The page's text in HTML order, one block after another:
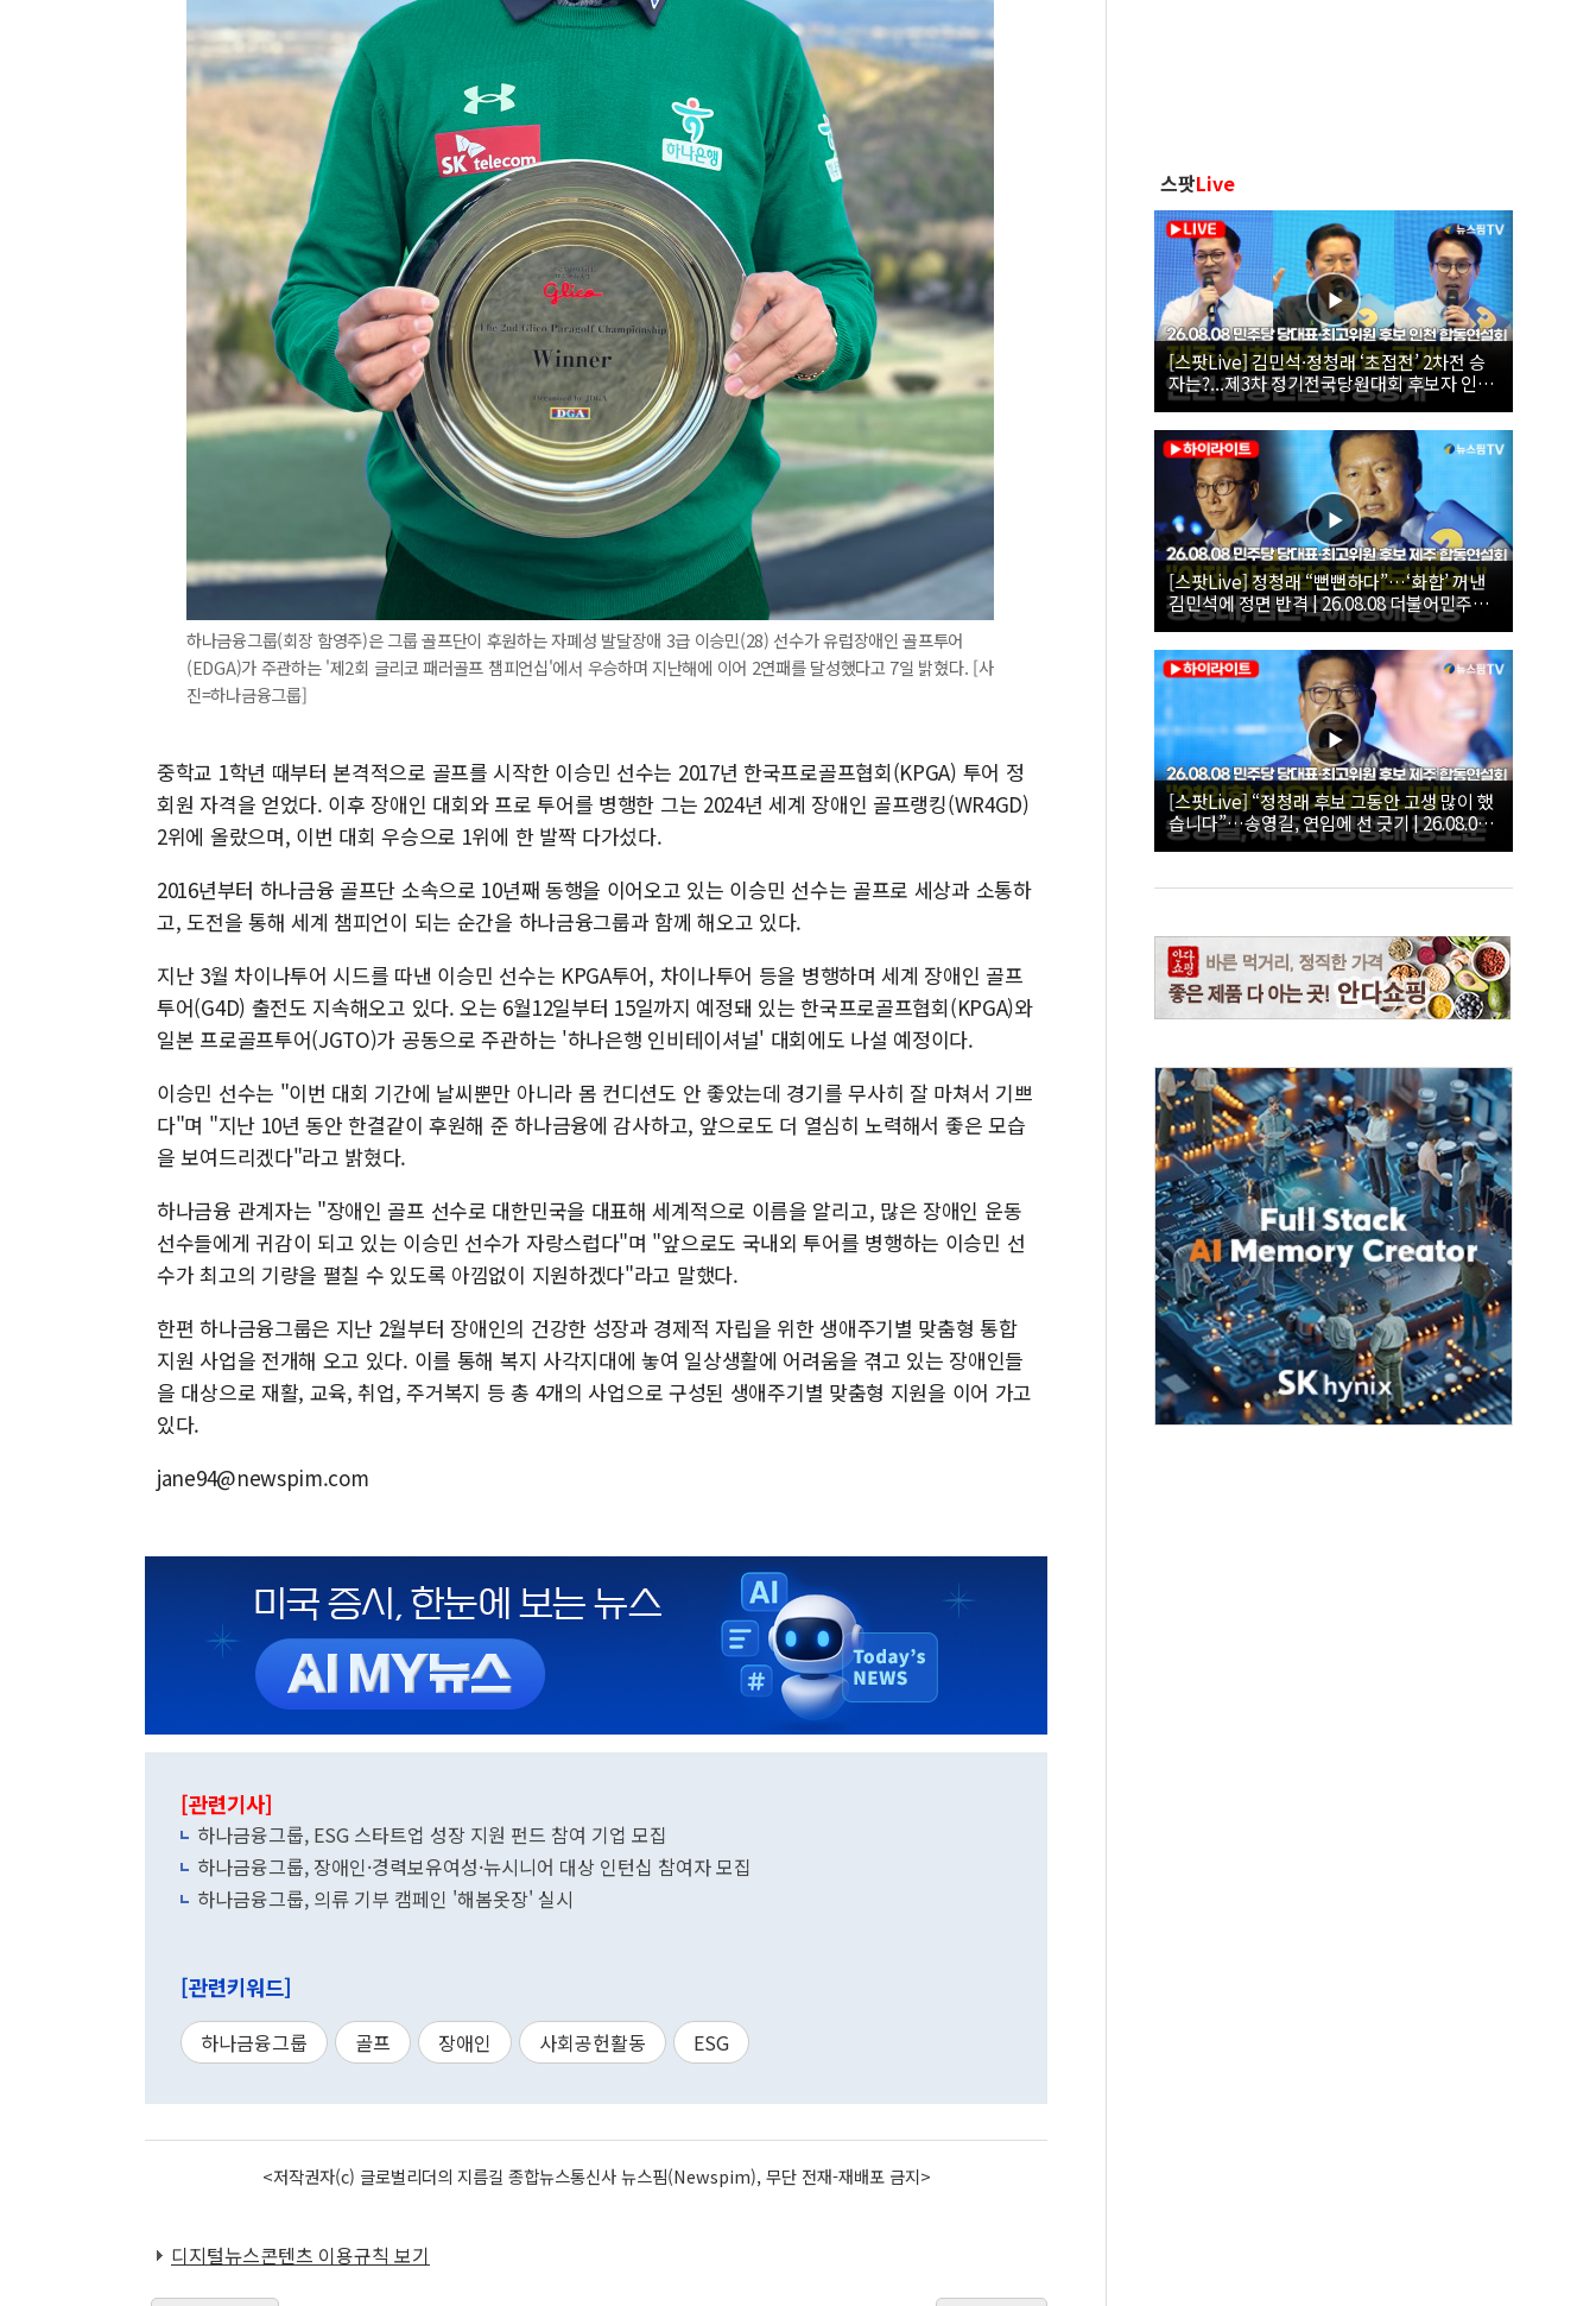
하나금융그룹(회장 함영주)은 그룹 골프단이 후원하는 자폐성 발달장애 3급 이승민(28) 선수가 유럽장애인 골프투어
(EDGA)가 주관하는 '제2회 글리코 패러골프 챔피언십'에서 우승하며 지난해에 이어 2연패를 달성했다고 7일 밝혔다. [사
진=하나금융그룹]
중학교 1학년 때부터 본격적으로 골프를 시작한 이승민 선수는 2017년 한국프로골프협회(KPGA) 투어 정
회원 자격을 얻었다. 이후 장애인 대회와 프로 투어를 병행한 그는 2024년 세계 장애인 골프랭킹(WR4GD)
2위에 올랐으며, 이번 대회 우승으로 1위에 한 발짝 다가섰다.
2016년부터 하나금융 골프단 소속으로 10년째 동행을 이어오고 있는 이승민 선수는 골프로 세상과 소통하
고, 도전을 통해 세계 챔피언이 되는 순간을 하나금융그룹과 함께 해오고 있다.
지난 3월 차이나투어 시드를 따낸 이승민 선수는 KPGA투어, 차이나투어 등을 병행하며 세계 장애인 골프
투어(G4D) 출전도 지속해오고 있다. 오는 6월12일부터 15일까지 예정돼 있는 한국프로골프협회(KPGA)와
일본 프로골프투어(JGTO)가 공동으로 주관하는 '하나은행 인비테이셔널' 대회에도 나설 예정이다.
이승민 선수는 "이번 대회 기간에 날씨뿐만 아니라 몸 컨디션도 안 좋았는데 경기를 무사히 잘 마쳐서 기쁘
다"며 "지난 10년 동안 한결같이 후원해 준 하나금융에 감사하고, 앞으로도 더 열심히 노력해서 좋은 모습
을 보여드리겠다"라고 밝혔다.
하나금융 관계자는 "장애인 골프 선수로 대한민국을 대표해 세계적으로 이름을 알리고, 많은 장애인 운동
선수들에게 귀감이 되고 있는 이승민 선수가 자랑스럽다"며 "앞으로도 국내외 투어를 병행하는 이승민 선
수가 최고의 기량을 펼칠 수 있도록 아낌없이 지원하겠다"라고 말했다.
한편 하나금융그룹은 지난 2월부터 장애인의 건강한 성장과 경제적 자립을 위한 생애주기별 맞춤형 통합
지원 사업을 전개해 오고 있다. 이를 통해 복지 사각지대에 놓여 일상생활에 어려움을 겪고 있는 장애인들
을 대상으로 재활, 교육, 취업, 주거복지 등 총 4개의 사업으로 구성된 생애주기별 맞춤형 지원을 이어 가고
있다.
jane94@newspim.com
[관련기사]
하나금융그룹, ESG 스타트업 성장 지원 펀드 참여 기업 모집
하나금융그룹, 장애인·경력보유여성·뉴시니어 대상 인턴십 참여자 모집
하나금융그룹, 의류 기부 캠페인 '해봄옷장' 실시
[관련키워드]
하나금융그룹 골프 장애인 사회공헌활동 ESG
<저작권자(c) 글로벌리더의 지름길 종합뉴스통신사 뉴스핌(Newspim), 무단 전재-재배포 금지>
디지털뉴스콘텐츠 이용규칙 보기
스팟Live
[스팟Live] 김민석·정청래 ‘초접전’ 2차전 승
자는?...제3차 정기전국당원대회 후보자 인천
합동연설회 생중계 | 26.08.08
[스팟Live] 정청래 “뻔뻔하다”…‘화합’ 꺼낸
김민석에 정면 반격 | 26.08.08 더불어민주당
당대표·최고위원 후보 제주 합동연설회
[스팟Live] “정청래 후보 그동안 고생 많이 했
습니다”…송영길, 연임에 선 긋기 | 26.08.08
더불어민주당 당대표·최고위원 후보 제주 합